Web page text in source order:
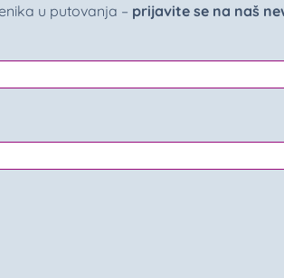
u putovanja – prijavite se na naš